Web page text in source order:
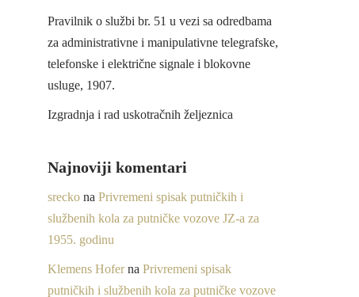
Pravilnik o službi br. 51 u vezi sa odredbama
za administrativne i manipulativne telegrafske,
telefonske i električne signale i blokovne
usluge, 1907.
Izgradnja i rad uskotračnih željeznica
Najnoviji komentari
srecko na Privremeni spisak putničkih i
službenih kola za putničke vozove JZ-a za
1955. godinu
Klemens Hoferna Privremeni spisak
putničkih i službenih kola za putničke vozove